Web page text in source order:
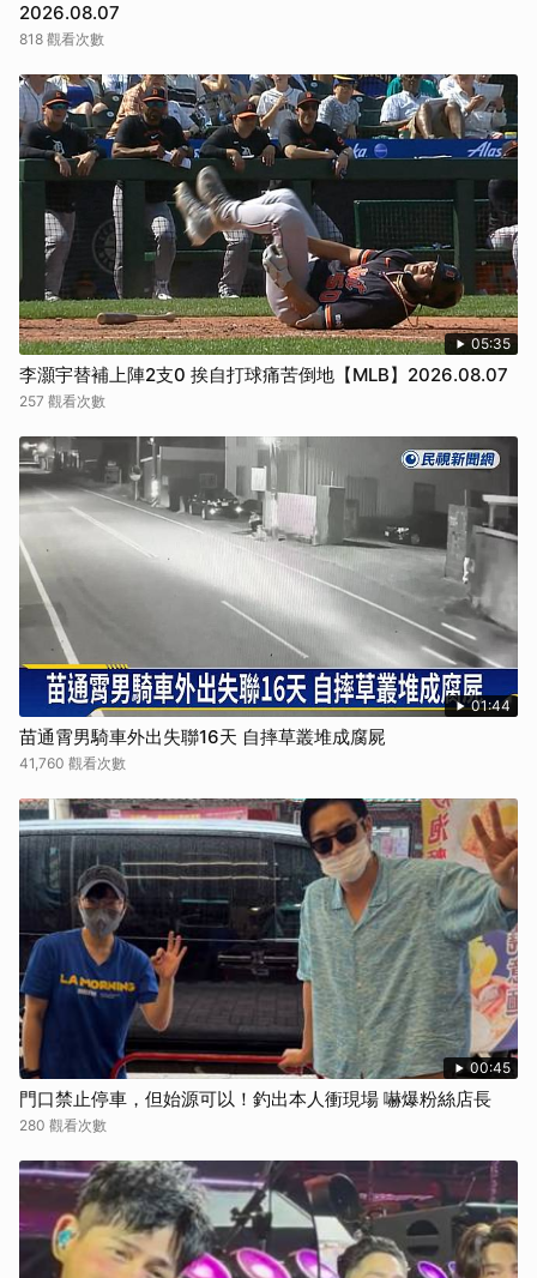
2026.08.07
818 觀看次數
05:35
李灝宇替補上陣2支0 挨自打球痛苦倒地【MLB】2026.08.07
257 觀看次數
01:44
苗通霄男騎車外出失聯16天 自摔草叢堆成腐屍
41,760 觀看次數
00:45
門口禁止停車，但始源可以！釣出本人衝現場 嚇爆粉絲店長
280 觀看次數